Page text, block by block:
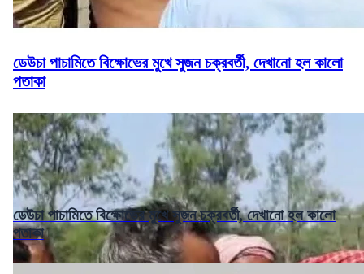
ডেউচা পাচামিতে বিক্ষোভের মুখে সুজন চক্রবর্তী, দেখানো হল কালো
পতাকা
ডেউচা পাচামিতে বিক্ষোভের মুখে সুজন চক্রবর্তী, দেখানো হল কালো
পতাকা